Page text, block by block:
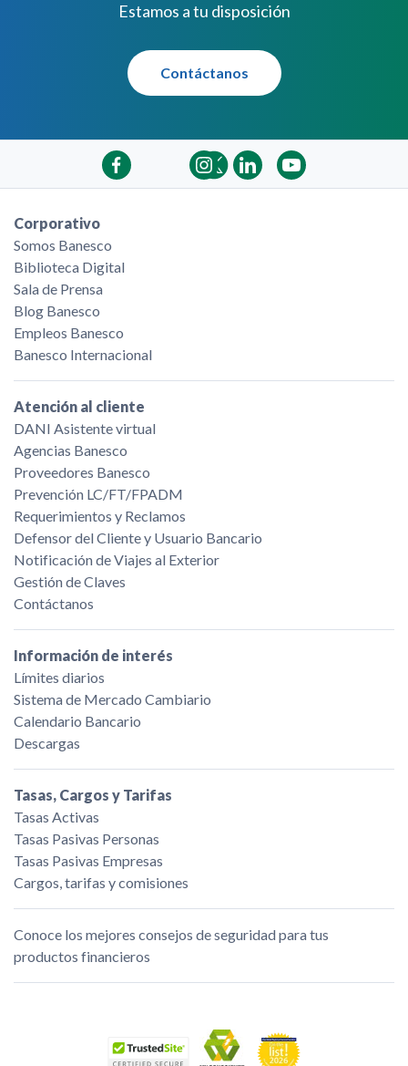
Estamos a tu disposición
Contáctanos
Corporativo
Somos Banesco
Biblioteca Digital
Sala de Prensa
Blog Banesco
Empleos Banesco
Banesco Internacional
Atención al cliente
DANI Asistente virtual
Agencias Banesco
Proveedores Banesco
Prevención LC/FT/FPADM
Requerimientos y Reclamos
Defensor del Cliente y Usuario Bancario
Notificación de Viajes al Exterior
Gestión de Claves
Contáctanos
Información de interés
Límites diarios
Sistema de Mercado Cambiario
Calendario Bancario
Descargas
Tasas, Cargos y Tarifas
Tasas Activas
Tasas Pasivas Personas
Tasas Pasivas Empresas
Cargos, tarifas y comisiones
Conoce los mejores consejos de seguridad para tus
productos financieros